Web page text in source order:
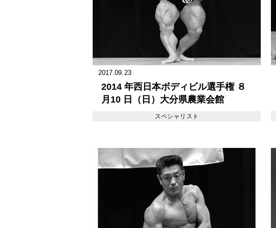
2017.09.23
2014 年西日本ボディビル選手権 ８
月10 日（日）大分県農業会館
スペシャリスト